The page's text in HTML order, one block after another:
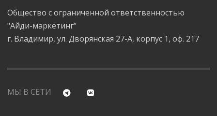
Общество с ограниченной ответственностью
"Айди-маркетинг"
г. Владимир, ул. Дворянская 27-А, корпус 1, оф. 217
МЫ В СЕТИ